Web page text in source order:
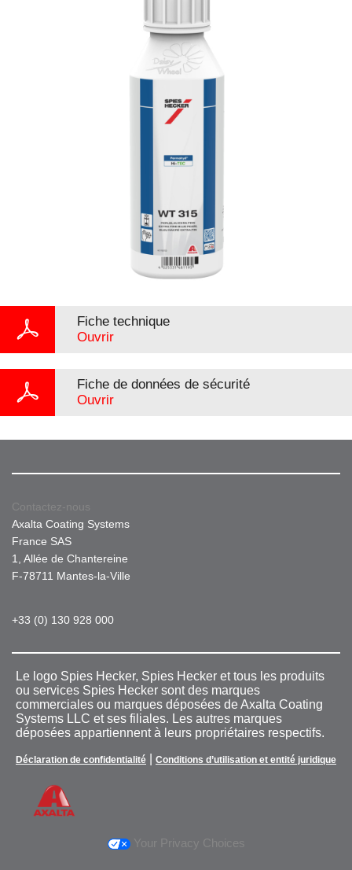
Fiche technique
Ouvrir
Fiche de données de sécurité
Ouvrir
Contactez-nous
Axalta Coating Systems
France SAS
1, Allée de Chantereine
F-78711 Mantes-la-Ville
+33 (0) 130 928 000
Le logo Spies Hecker, Spies Hecker et tous les produits
ou services Spies Hecker sont des marques
commerciales ou marques déposées de Axalta Coating
Systems LLC et ses filiales. Les autres marques
déposées appartiennent à leurs propriétaires respectifs.
Déclaration de confidentialité Conditions d’utilisation et entité juridique
Your Privacy Choices